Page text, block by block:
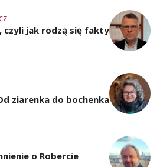
czyli jak rodzą się fakty
ziarenka do bochenka
o Robercie